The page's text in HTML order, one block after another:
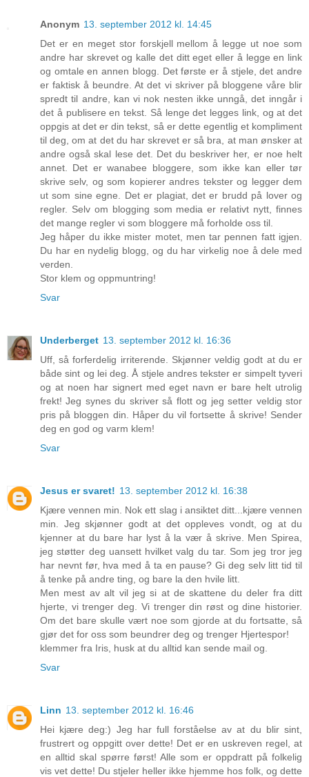
Anonym 13. september 2012 kl. 14:45
Det er en meget stor forskjell mellom å legge ut noe som
andre har skrevet og kalle det ditt eget eller å legge en link
og omtale en annen blogg. Det første er å stjele, det andre
er faktisk å beundre. At det vi skriver på bloggene våre blir
spredt til andre, kan vi nok nesten ikke unngå, det inngår i
det å publisere en tekst. Så lenge det legges link, og at det
oppgis at det er din tekst, så er dette egentlig et kompliment
til deg, om at det du har skrevet er så bra, at man ønsker at
andre også skal lese det. Det du beskriver her, er noe helt
annet. Det er wanabee bloggere, som ikke kan eller tør
skrive selv, og som kopierer andres tekster og legger dem
ut som sine egne. Det er plagiat, det er brudd på lover og
regler. Selv om blogging som media er relativt nytt, finnes
det mange regler vi som bloggere må forholde oss til.
Jeg håper du ikke mister motet, men tar pennen fatt igjen.
Du har en nydelig blogg, og du har virkelig noe å dele med
verden.
Stor klem og oppmuntring!
Svar
Underberget 13. september 2012 kl. 16:36
Uff, så forferdelig irriterende. Skjønner veldig godt at du er
både sint og lei deg. Å stjele andres tekster er simpelt tyveri
og at noen har signert med eget navn er bare helt utrolig
frekt! Jeg synes du skriver så flott og jeg setter veldig stor
pris på bloggen din. Håper du vil fortsette å skrive! Sender
deg en god og varm klem!
Svar
Jesus er svaret! 13. september 2012 kl. 16:38
Kjære vennen min. Nok ett slag i ansiktet ditt...kjære vennen
min. Jeg skjønner godt at det oppleves vondt, og at du
kjenner at du bare har lyst å la vær å skrive. Men Spirea,
jeg støtter deg uansett hvilket valg du tar. Som jeg tror jeg
har nevnt før, hva med å ta en pause? Gi deg selv litt tid til
å tenke på andre ting, og bare la den hvile litt.
Men mest av alt vil jeg si at de skattene du deler fra ditt
hjerte, vi trenger deg. Vi trenger din røst og dine historier.
Om det bare skulle vært noe som gjorde at du fortsatte, så
gjør det for oss som beundrer deg og trenger Hjertespor!
klemmer fra Iris, husk at du alltid kan sende mail og.
Svar
Linn 13. september 2012 kl. 16:46
Hei kjære deg:) Jeg har full forståelse av at du blir sint,
frustrert og oppgitt over dette! Det er en uskreven regel, at
en alltid skal spørre først! Alle som er oppdratt på folkelig
vis vet dette! Du stjeler heller ikke hjemme hos folk, og dette